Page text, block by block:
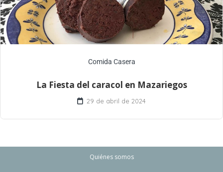
Comida Casera
La Fiesta del caracol en Mazariegos
29 de abril de 2024
Quiénes somos